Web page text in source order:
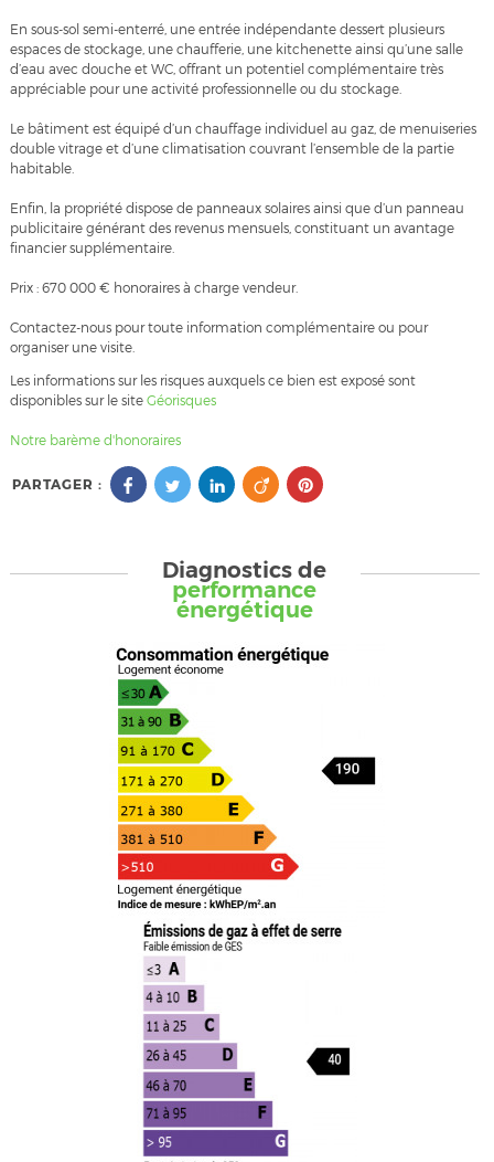
En sous-sol semi-enterré, une entrée indépendante dessert plusieurs
espaces de stockage, une chaufferie, une kitchenette ainsi qu’une salle
d’eau avec douche et WC, offrant un potentiel complémentaire très
appréciable pour une activité professionnelle ou du stockage.
Le bâtiment est équipé d’un chauffage individuel au gaz, de menuiseries
double vitrage et d’une climatisation couvrant l’ensemble de la partie
habitable.
Enfin, la propriété dispose de panneaux solaires ainsi que d’un panneau
publicitaire générant des revenus mensuels, constituant un avantage
financier supplémentaire.
Prix : 670 000 € honoraires à charge vendeur.
Contactez-nous pour toute information complémentaire ou pour
organiser une visite.
Les informations sur les risques auxquels ce bien est exposé sont
disponibles sur le site Géorisques
Notre barème d'honoraires
PARTAGER :
Diagnostics de
performance
énergétique